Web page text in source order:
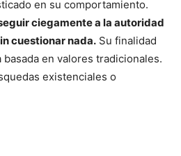
en su comportamiento.
ciegamente a la autoridad
cuestionar nada. Su finalidad
en valores tradicionales.
existenciales o